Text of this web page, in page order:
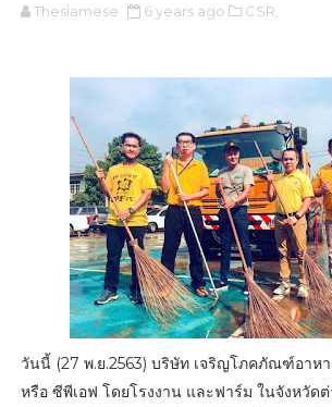
Thesiamese 6 years ago CSR,
วันนี้ (27 พ.ย.2563) บริษัท เจริญโภคภัณฑ์อาห
หรือ ซีพีเอฟ โดยโรงงาน และฟาร์ม ในจังหวัดต่